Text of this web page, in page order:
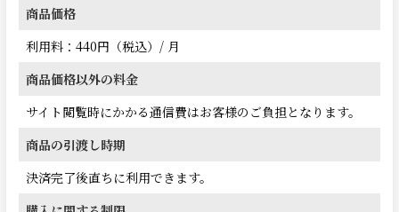
商品価格
利用料：440円（税込）/ 月
商品価格以外の料金
サイト閲覧時にかかる通信費はお客様のご負担となります。
商品の引渡し時期
決済完了後直ちに利用できます。